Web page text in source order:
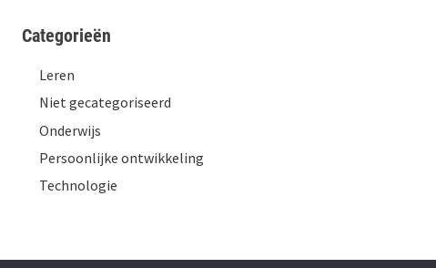
Categorieën
Leren
Niet gecategoriseerd
Onderwijs
Persoonlijke ontwikkeling
Technologie